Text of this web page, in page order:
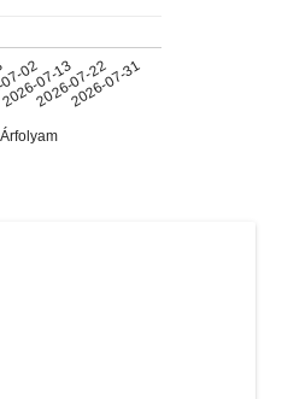
Árfolyam
02
2026-07-13
2026-07-22
2026-07-31